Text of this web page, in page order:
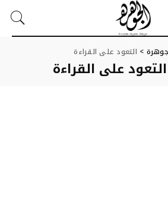
> التعود على القراءة
التعود على القراءة